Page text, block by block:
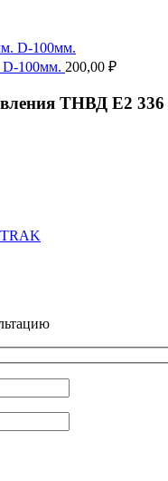
D-100мм. 200,00 ₽
ТНВД Е2 336